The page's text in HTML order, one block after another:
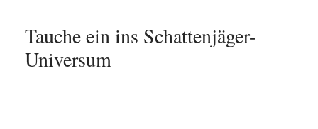
Tauche ein ins Schattenjäger-
Universum